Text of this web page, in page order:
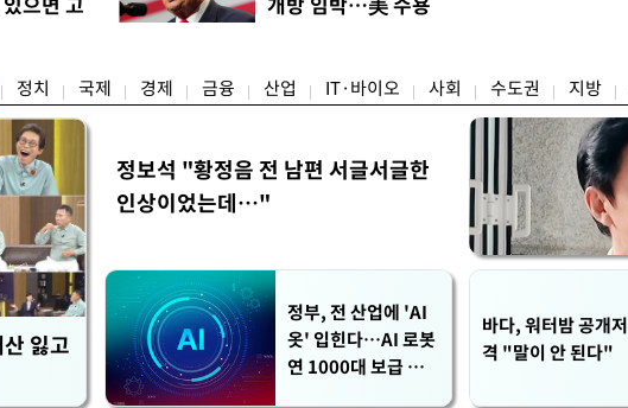
시 탄도미사일은 80여km를 비행해 탄착했다.
정치 국제 경제 금융 산업 IT·바이오 사회 수도권 지방
잃고
정보석 "황정음 전 남편 서글서글한
인상이었는데…"
정부, 전 산업에 'AI
옷' 입힌다…AI 로봇
연 1000대 보급 추
바다, 워터밤 공개저
격 "말이 안 된다"